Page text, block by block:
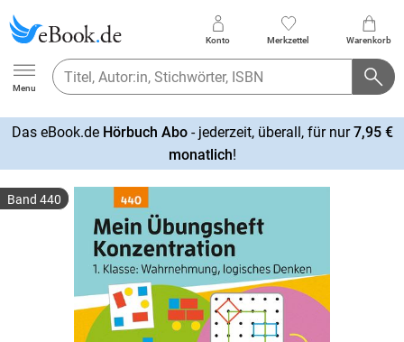
Ebook.de
Menu
Konto Merkzettel Warenkorb
Das eBook.de Hörbuch Abo- jederzeit, überall, für nur7,95 €
monatlich!
Band 440